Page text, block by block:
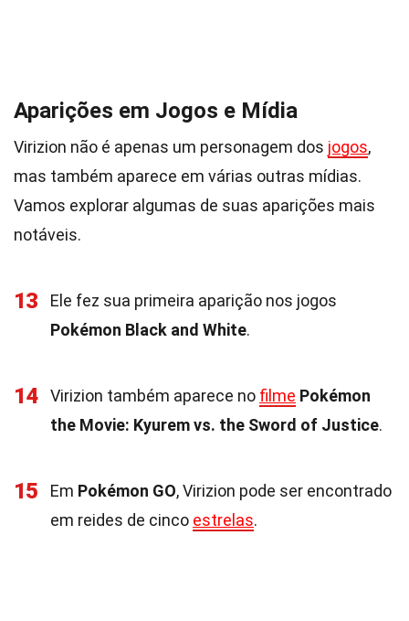
Aparições em Jogos e Mídia
Virizion não é apenas um personagem dos jogos,
mas também aparece em várias outras mídias.
Vamos explorar algumas de suas aparições mais
notáveis.
13
Ele fez sua primeira aparição nos jogos
Pokémon Black and White.
14 Virizion também aparece no filme Pokémon
the Movie: Kyurem vs. the Sword of Justice.
15 Em Pokémon GO, Virizion pode ser encontrado
em reides de cinco estrelas.